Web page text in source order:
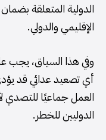
الدولية المتعلقة
الإقليمي والدولي.
وفي هذا السياق، يجب
أي تصعيد عدائي قد
العمل جماعيًا للتصدي
الدوليين للخطر.